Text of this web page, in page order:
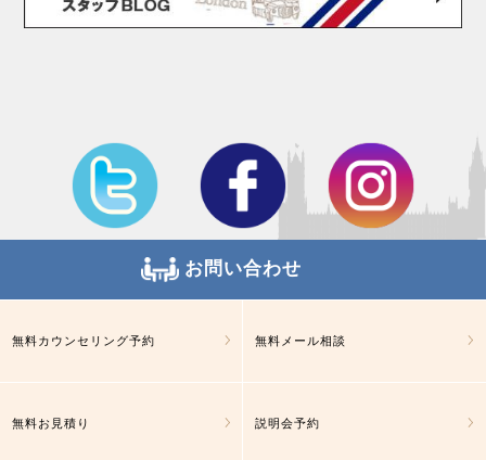
お問い合わせ
無料カウンセリング予約 無料メール相談
無料お見積り 説明会予約